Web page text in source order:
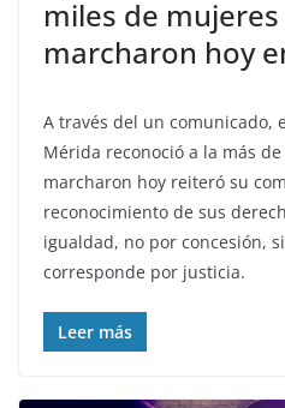
miles de
marcharon hoy
A través del un comunicado,
Mérida reconoció a la más
marcharon hoy reiteró su
reconocimiento de sus
igualdad, no por concesión,
corresponde por justicia.
Leer más